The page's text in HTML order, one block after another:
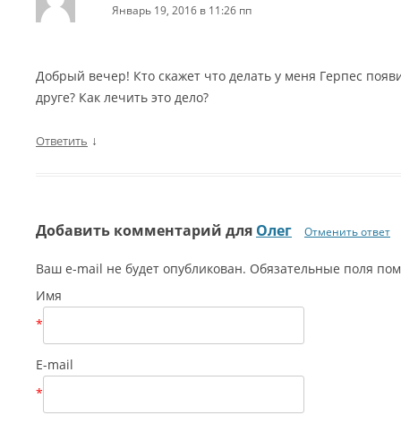
Январь 19, 2016 в 11:26 пп
Добрый вечер! Кто скажет что делать у меня Герпес
друге? Как лечить это дело?
Ответить ↓
Добавить комментарий для Олег Отменить ответ
Ваш e-mail не будет опубликован. Обязательные поля
Имя
*
E-mail
*